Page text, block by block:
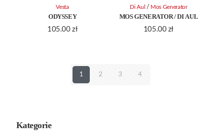
ODYSSEY
105.00 zł
Vesta
MOS GENERATOR / DI AUL
105.00 zł
Di Aul / Mos Generator
1 2 3 4
Kategorie